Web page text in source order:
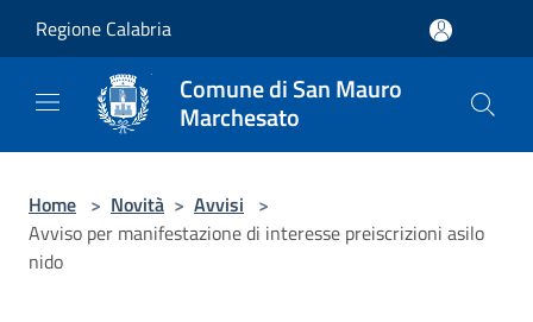
Regione Calabria
Comune di San Mauro
Marchesato
Home > Novità > Avvisi >
Avviso per manifestazione di interesse preiscrizioni asilo
nido